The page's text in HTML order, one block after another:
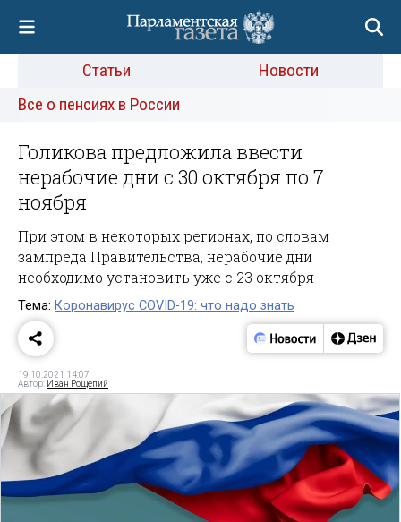
Статьи
Новости
Все о пенсиях в России
Голикова предложила ввести
нерабочие дни с 30 октября по 7
ноября
При этом в некоторых регионах, по словам
зампреда Правительства, нерабочие дни
необходимо установить уже с 23 октября
Тема: Коронавирус COVID-19: что надо знать
19.10.2021 14:07
Автор: Иван Рощепий